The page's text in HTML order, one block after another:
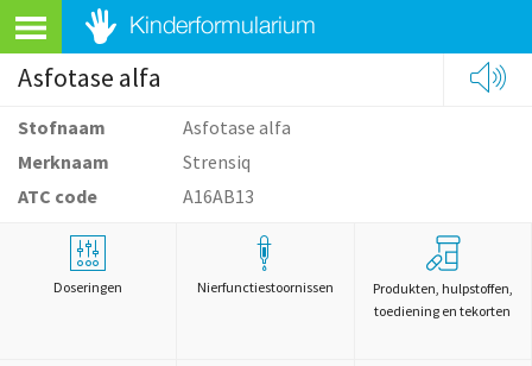
Asfotase alfa
Stofnaam
Asfotase alfa
Merknaam
Strensiq
ATC code
A16AB13
Doseringen Nierfunctiestoornissen
Produkten, hulpstoffen,
toediening en tekorten